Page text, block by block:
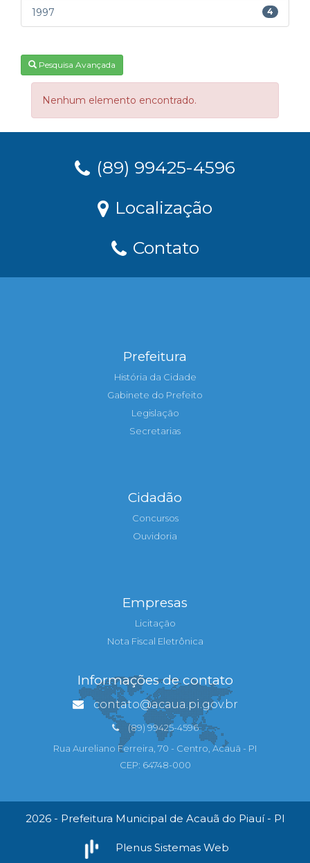
1997 4
Pesquisa Avançada
Nenhum elemento encontrado.
(89) 99425-4596
Localização
Contato
Prefeitura
História da Cidade
Gabinete do Prefeito
Legislação
Secretarias
Cidadão
Concursos
Ouvidoria
Empresas
Licitação
Nota Fiscal Eletrônica
Informações de contato
contato@acaua.pi.gov.br
(89) 99425-4596
Rua Aureliano Ferreira, 70 - Centro, Acauã - PI
CEP: 64748-000
2026 - Prefeitura Municipal de Acauã do Piauí - PI
Plenus Sistemas Web